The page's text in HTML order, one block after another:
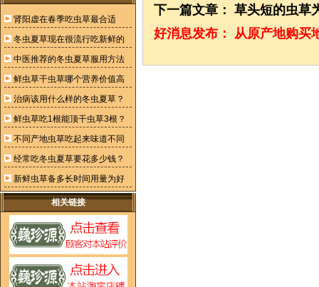
肾阳虚在春季吃虫草最合适
冬虫夏草现在很流行吃新鲜的
中医推荐的冬虫夏草服用方法
鲜虫草干虫草哪个营养价值高
治病该用什么样的冬虫夏草？
鲜虫草吃1根能顶干虫草3根？
不同产地虫草吃起来味道不同
经常吃冬虫夏草要花多少钱？
新鲜虫草备多长时间用量为好
相关链接
下一篇文章： 草头短的虫草
好消息发布： 从原产地购买